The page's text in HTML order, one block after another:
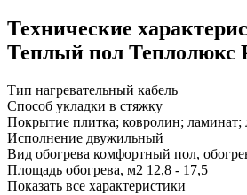
Технические
Теплый пол Теплолюкс
Тип нагревательный кабель
Способ укладки в стяжку
Покрытие плитка; ковролин; ламинат;
Исполнение двужильный
Вид обогрева комфортный пол,
Площадь обогрева, м2 12,8 - 17,5
Показать все характеристики